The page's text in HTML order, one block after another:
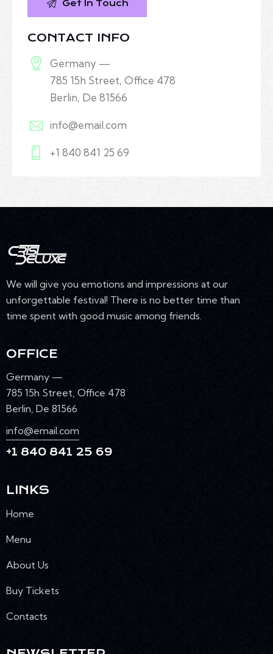
CONTACT INFO
Germany —
785 15h Street, Office 478
Berlin, De 81566
info@email.com
+1 840 841 25 69
We will give you emotions and impressions at our
unforgettable festival! There is no better time than
time spent with good music among friends.
OFFICE
Germany —
785 15h Street, Office 478
Berlin, De 81566
info@email.com
+1 840 841 25 69
LINKS
Home
Menu
About Us
Buy Tickets
Contacts